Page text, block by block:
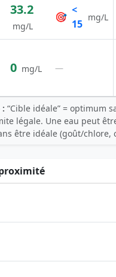
33.2
mg/L
🎯
<
15
mg/L
0 mg/L —
“Cible idéale” = optimum
légale. Une eau peut
être idéale (goût/chlore,